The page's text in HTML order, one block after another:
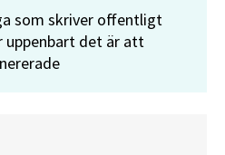
som skriver offentligt
uppenbart det är att